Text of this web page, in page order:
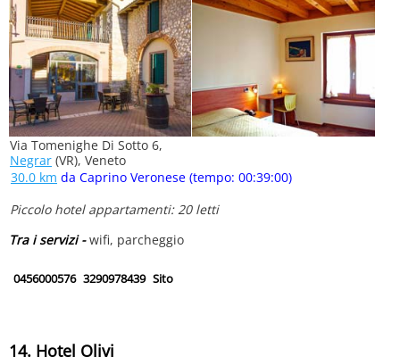
Via Tomenighe Di Sotto 6,
Negrar (VR), Veneto
30.0 km da Caprino Veronese (tempo: 00:39:00)
Piccolo hotel appartamenti: 20 letti
Tra i servizi -wifi, parcheggio
0456000576 3290978439 Sito
14. Hotel Olivi